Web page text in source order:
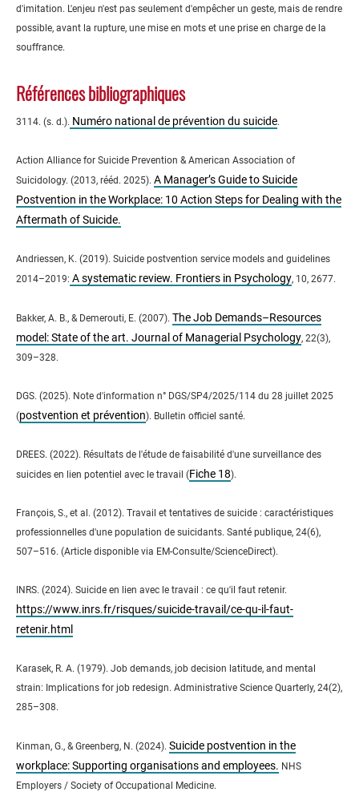
d'imitation. L'enjeu n'est pas seulement d'empêcher un geste, mais de rendre
possible, avant la rupture, une mise en mots et une prise en charge de la
souffrance.
Références bibliographiques
3114. (s. d.). Numéro national de prévention du suicide.
Action Alliance for Suicide Prevention & American Association of
Suicidology. (2013, rééd. 2025). A Manager’s Guide to Suicide
Postvention in the Workplace: 10 Action Steps for Dealing with the
Aftermath of Suicide.
Andriessen, K. (2019). Suicide postvention service models and guidelines
2014–2019: A systematic review. Frontiers in Psychology, 10, 2677.
Bakker, A. B., & Demerouti, E. (2007). The Job Demands–Resources
model: State of the art. Journal of Managerial Psychology, 22(3),
309–328.
DGS. (2025). Note d'information n° DGS/SP4/2025/114 du 28 juillet 2025
(postvention et prévention). Bulletin officiel santé.
DREES. (2022). Résultats de l'étude de faisabilité d'une surveillance des
suicides en lien potentiel avec le travail (Fiche 18).
François, S., et al. (2012). Travail et tentatives de suicide : caractéristiques
professionnelles d'une population de suicidants. Santé publique, 24(6),
507–516. (Article disponible via EM-Consulte/ScienceDirect).
INRS. (2024). Suicide en lien avec le travail : ce qu'il faut retenir.
https://www.inrs.fr/risques/suicide-travail/ce-qu-il-faut-
retenir.html
Karasek, R. A. (1979). Job demands, job decision latitude, and mental
strain: Implications for job redesign. Administrative Science Quarterly, 24(2),
285–308.
Kinman, G., & Greenberg, N. (2024). Suicide postvention in the
workplace: Supporting organisations and employees. NHS
Employers / Society of Occupational Medicine.